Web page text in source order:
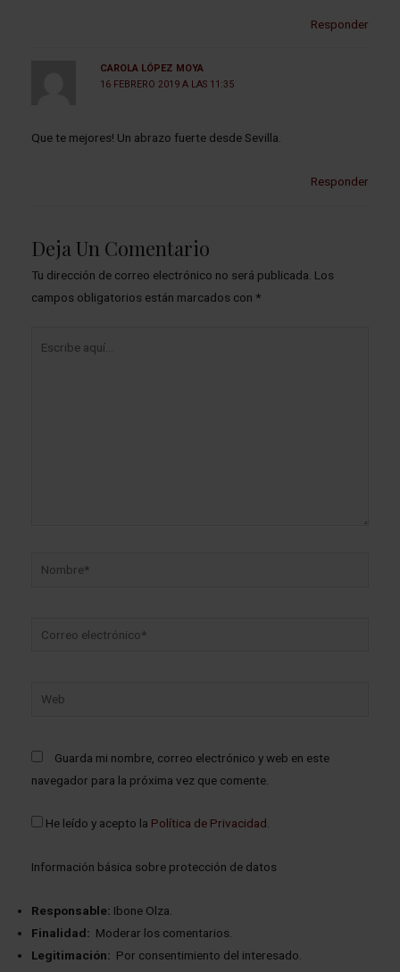
Responder
CAROLA LÓPEZ MOYA
16 FEBRERO 2019 A LAS 11:35
Que te mejores! Un abrazo fuerte desde Sevilla.
Responder
Deja Un Comentario
Tu dirección de correo electrónico no será publicada. Los
campos obligatorios están marcados con *
Guarda mi nombre, correo electrónico y web en este
navegador para la próxima vez que comente.
He leído y acepto la Política de Privacidad.
Información básica sobre protección de datos
Responsable: Ibone Olza.
Finalidad: Moderar los comentarios.
Legitimación: Por consentimiento del interesado.